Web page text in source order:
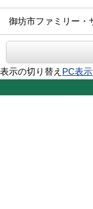
表示の切り替え PC表示